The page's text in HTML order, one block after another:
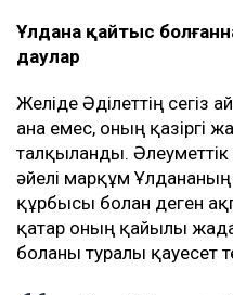
Әділет сұхбатқа
Ерманованың айтуынша,
жағдайды бастан
де көп шықпаған.
Оның сөзінше, отбасы
өтіп, қалыпты өміріне
– Біз Әділеттің